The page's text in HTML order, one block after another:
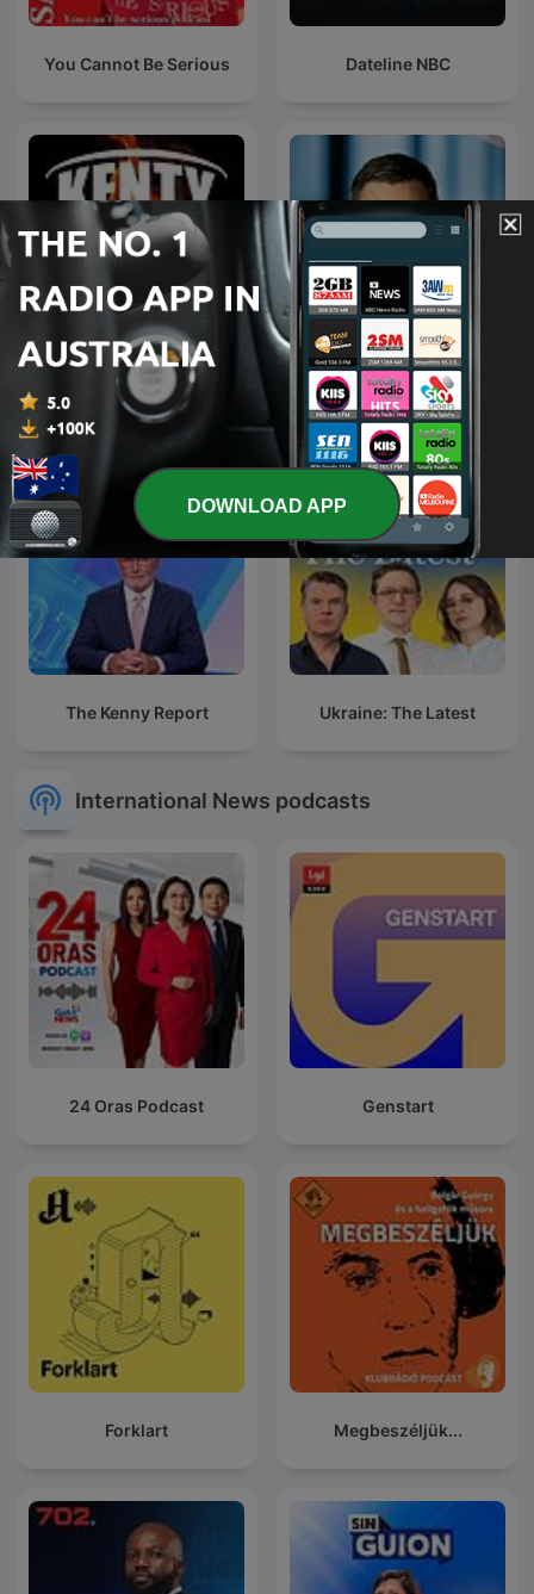
You Cannot Be Serious Dateline NBC
Kenty - Paul Kent NRL
Podcast
Paul Murray Live
The Kenny Report Ukraine: The Latest
International News podcasts
24 Oras Podcast Genstart
Forklart Megbeszéljük...
DOWNLOAD APP